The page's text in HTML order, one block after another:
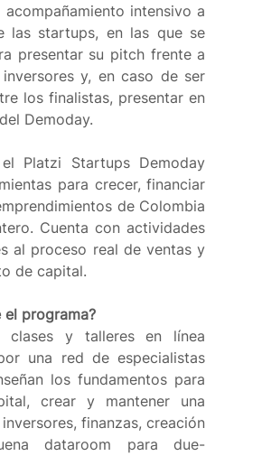
intensivo a
las startups, en las que se
presentar su pitch frente a
y, en caso de ser
los finalistas, presentar en
Demoday.
Platzi Startups Demoday
para crecer, financiar
de Colombia
Cuenta con actividades
al proceso real de ventas y
de capital.
el programa?
clases y talleres en línea
una red de especialistas
los fundamentos para
crear y mantener una
finanzas, creación
dataroom para due-